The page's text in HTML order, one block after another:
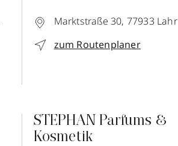
Marktstraße 30, 77933 Lahr
zum Routenplaner
STEPHAN Parfums &
Kosmetik